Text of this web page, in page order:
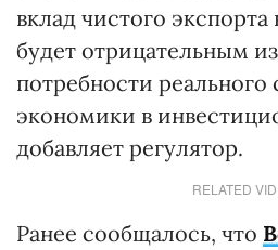
вклад чистого
будет отрицательным
потребности реального
экономики в
добавляет регулятор.
RELATED
Ранее сообщалось, что